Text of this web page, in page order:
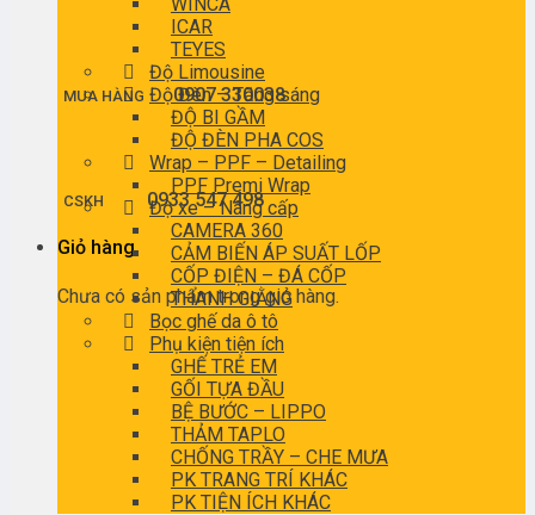
MUA HÀNG0907 330038
CSKH 0933 547 498
Giỏ hàng
Chưa có sản phẩm trong giỏ hàng.
ICAR
TEYES
Độ Limousine
Độ Đèn – Tăng sáng
ĐỘ BI GẦM
ĐỘ ĐÈN PHA COS
Wrap – PPF – Detailing
PPF Premi Wrap
Độ xe – Nâng cấp
CAMERA 360
CẢM BIẾN ÁP SUẤT LỐP
CỐP ĐIỆN – ĐÁ CỐP
THANH GIẰNG
Bọc ghế da ô tô
Phụ kiện tiện ích
GHẾ TRẺ EM
GỐI TỰA ĐẦU
BỆ BƯỚC – LIPPO
THẢM TAPLO
CHỐNG TRẦY – CHE MƯA
PK TRANG TRÍ KHÁC
PK TIỆN ÍCH KHÁC